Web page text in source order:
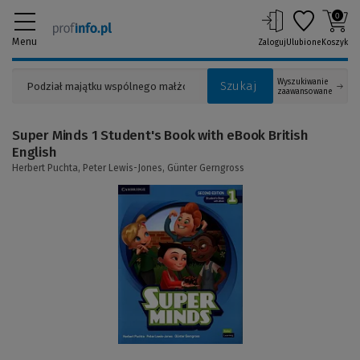
Menu
Szukaj
Wyszukiwanie
zaawansowane
ZalogujUlubione
0
Koszyk
do
Super Minds 1 Student's Book with eBook British
English
Herbert Puchta, Peter Lewis-Jones, Günter Gerngross